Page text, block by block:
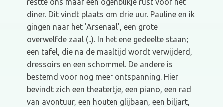
restte ons maar een ogenblikje rust voor het
diner. Dit vindt plaats om drie uur. Pauline en ik
gingen naar het 'Arsenaal', een grote
overwelfde zaal (..). In het ene gedeelte staan;
een tafel, die na de maaltijd wordt verwijderd,
dressoirs en een schommel. De andere is
bestemd voor nog meer ontspanning. Hier
bevindt zich een theatertje, een piano, een rad
van avontuur, een houten glijbaan, een biljart,